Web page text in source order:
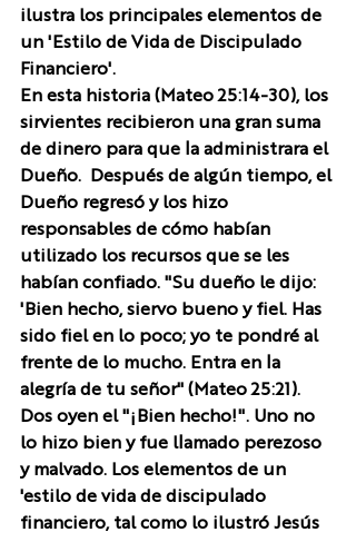
ilustra los principales elementos de
un 'Estilo de Vida de Discipulado
Financiero'.
En esta historia (Mateo 25:14-30), los
sirvientes recibieron una gran suma
de dinero para que la administrara el
Dueño.  Después de algún tiempo, el
Dueño regresó y los hizo
responsables de cómo habían
utilizado los recursos que se les
habían confiado. "Su dueño le dijo:
'Bien hecho, siervo bueno y fiel. Has
sido fiel en lo poco; yo te pondré al
frente de lo mucho. Entra en la
alegría de tu señor" (Mateo 25:21).
Dos oyen el "¡Bien hecho!". Uno no
lo hizo bien y fue llamado perezoso
y malvado. Los elementos de un
'estilo de vida de discipulado
financiero, tal como lo ilustró Jesús